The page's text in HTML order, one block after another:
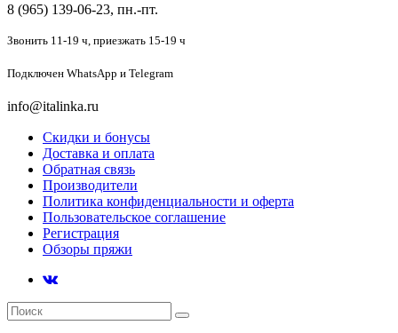
8 (965) 139-06-23, пн.-пт.
Звонить 11-19 ч, приезжать 15-19 ч
Подключен WhatsApp и Telegram
info@italinka.ru
Скидки и бонусы
Доставка и оплата
Обратная связь
Производители
Политика конфиденциальности и оферта
Пользовательское соглашение
Регистрация
Обзоры пряжи